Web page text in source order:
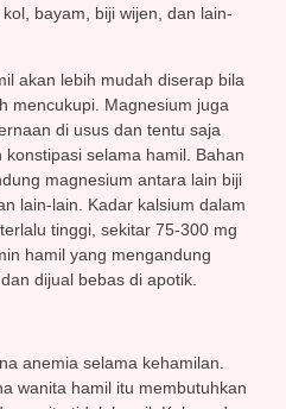
bayam, biji wijen, dan lain-
akan lebih mudah diserap bila
mencukupi. Magnesium juga
di usus dan tentu saja
selama hamil. Bahan
magnesium antara lain biji
lain-lain. Kadar kalsium dalam
tinggi, sekitar 75-300 mg
hamil yang mengandung
dijual bebas di apotik.
anemia selama kehamilan.
wanita hamil itu membutuhkan